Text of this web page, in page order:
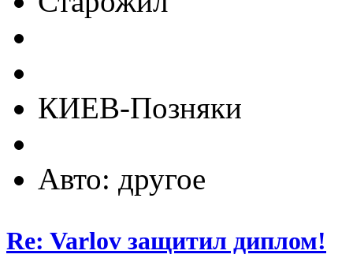
КИЕВ-Позняки
Авто: другое
Re: Varlov защитил диплом!